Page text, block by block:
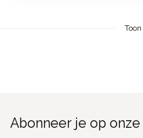
Toon
Abonneer je op